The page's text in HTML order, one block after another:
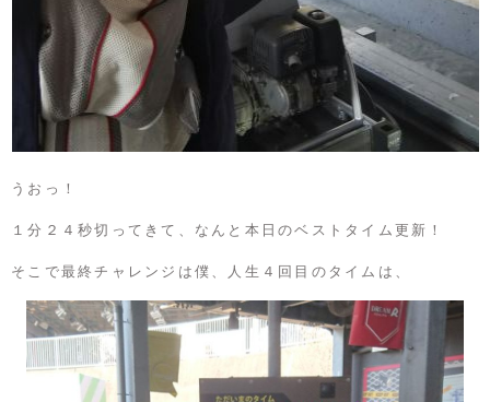
うおっ！
１分２４秒切ってきて、なんと本日のベストタイム更新！
そこで最終チャレンジは僕、人生４回目のタイムは、